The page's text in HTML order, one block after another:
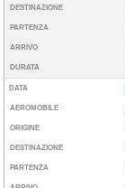
DESTINAZIONE
PARTENZA
ARRIVO
DURATA
DATA
AEROMOBILE
ORIGINE
DESTINAZIONE
PARTENZA